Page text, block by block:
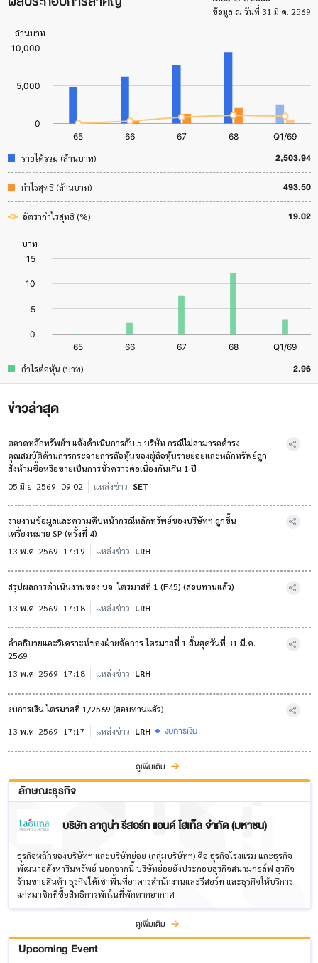
ข้อมูล ณ วันที่ 31 มี.ค. 2569
รายได้รวม (ล้านบาท) 2,503.94
กำไรสุทธิ (ล้านบาท) 493.50
อัตรากำไรสุทธิ (%) 19.02
กำไรต่อหุ้น (บาท) 2.96
ข่าวล่าสุด
ตลาดหลักทรัพย์ฯ แจ้งดำเนินการกับ 5 บริษัท กรณีไม่สามารถดำรง
คุณสมบัติด้านการกระจายการถือหุ้นของผู้ถือหุ้นรายย่อยและหลักทรัพย์ถูก
สั่งห้ามซื้อหรือขายเป็นการชั่วคราวต่อเนื่องกันเกิน 1 ปี
05 มิ.ย. 2569 09:02 แหล่งข่าว SET
รายงานข้อมูลและความคืบหน้ากรณีหลักทรัพย์ของบริษัทฯ ถูกขึ้น
เครื่องหมาย SP (ครั้งที่ 4)
13 พ.ค. 2569 17:19 แหล่งข่าว LRH
สรุปผลการดำเนินงานของ บจ. ไตรมาสที่ 1 (F45) (สอบทานแล้ว)
13 พ.ค. 2569 17:18 แหล่งข่าว LRH
คำอธิบายและวิเคราะห์ของฝ่ายจัดการ ไตรมาสที่ 1 สิ้นสุดวันที่ 31 มี.ค.
2569
13 พ.ค. 2569 17:18 แหล่งข่าว LRH
งบการเงิน ไตรมาสที่ 1/2569 (สอบทานแล้ว)
13 พ.ค. 2569 17:17 แหล่งข่าว LRH งบการเงิน
ดูเพิ่มเติม
ลักษณะธุรกิจ
บริษัท ลากูน่า รีสอร์ท แอนด์ โฮเท็ล จำกัด (มหาชน)
ธุรกิจหลักของบริษัทฯ และบริษัทย่อย (กลุ่มบริษัทฯ) คือ ธุรกิจโรงแรม และธุรกิจ
พัฒนาอสังหาริมทรัพย์ นอกจากนี้ บริษัทย่อยยังประกอบธุรกิจสนามกอล์ฟ ธุรกิจ
ร้านขายสินค้า ธุรกิจให้เช่าพื้นที่อาคารสำนักงานและรีสอร์ท และธุรกิจให้บริการ
แก่สมาชิกที่ซื้อสิทธิการพักในที่พักตากอากาศ
ดูเพิ่มเติม
Upcoming Event